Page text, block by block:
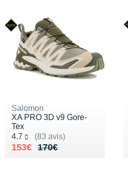
Salomon
XA PRO 3D v9 Gore-
Tex
4.7
(83 avis)
Noté 4.7 sur 5
170€
Au lieu de 170€
153€
Vendu 153€